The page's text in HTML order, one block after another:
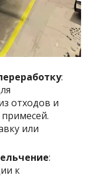
:
отходов и
или
:
к